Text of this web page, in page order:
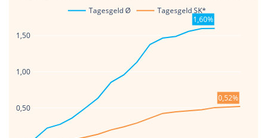
0,50
1,00
1,50
Tagesgeld Ø Tagesgeld SK*
1,60%
0,52%